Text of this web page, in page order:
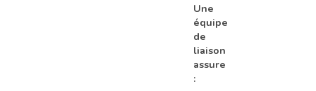
Une
équipe
de
liaison
assure
: